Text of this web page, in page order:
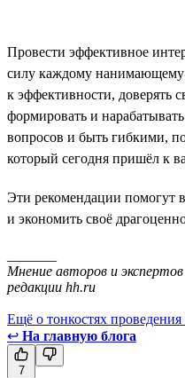
Провести эффективное
силу каждому нанимающему
к эффективности, доверять
формировать и
вопросов и быть гибкими,
который сегодня пришёл к
Эти рекомендации помогут
и экономить своё
Мнение авторов и
редакции hh.ru
Ещё о тонкостях
↩ На главную блога
7